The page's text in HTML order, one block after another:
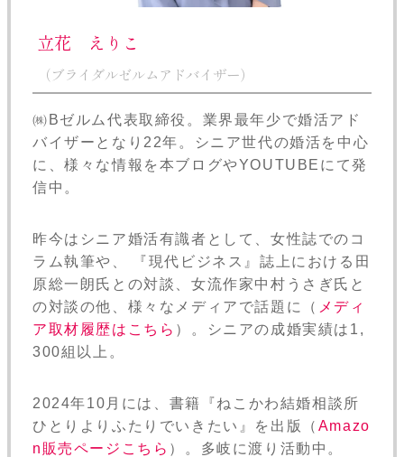
立花 えりこ
（ブライダルゼルムアドバイザー）
㈱Bゼルム代表取締役。業界最年少で婚活アド
バイザーとなり22年。シニア世代の婚活を中心
に、様々な情報を本ブログやYOUTUBEにて発
信中。
昨今はシニア婚活有識者として、女性誌でのコ
ラム執筆や、 『現代ビジネス』誌上における田
原総一朗氏との対談、女流作家中村うさぎ氏と
の対談の他、様々なメディアで話題に（ メディ
ア取材履歴はこちら ）。シニアの成婚実績は1,
300組以上。
2024年10月には、書籍『ねこかわ結婚相談所
ひとりよりふたりでいきたい』を出版（ Amazo
n販売ページこちら ）。多岐に渡り活動中。